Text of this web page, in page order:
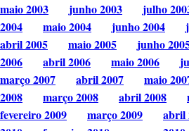
maio 2003 junho 2003 julho
2004
maio 2004 junho 2004
abril 2005
maio 2005 junho
2006
abril 2006 maio 2006
março 2007
abril 2007 maio
2008
março 2008 abril 2008
fevereiro 2009
março 2009 abril